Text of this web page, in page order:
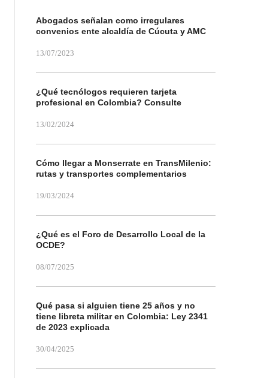
Abogados señalan como irregulares
convenios ente alcaldía de Cúcuta y AMC
13/07/2023
¿Qué tecnólogos requieren tarjeta
profesional en Colombia? Consulte
13/02/2024
Cómo llegar a Monserrate en TransMilenio:
rutas y transportes complementarios
19/03/2024
¿Qué es el Foro de Desarrollo Local de la
OCDE?
08/07/2025
Qué pasa si alguien tiene 25 años y no
tiene libreta militar en Colombia: Ley 2341
de 2023 explicada
30/04/2025